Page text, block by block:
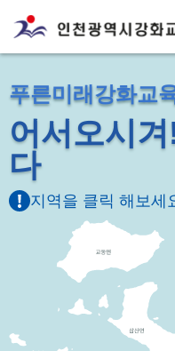
푸른미래강화교
어서오시
다
지역을 클릭 해보세